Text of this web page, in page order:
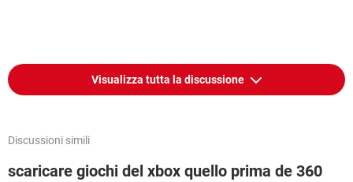
Visualizza tutta la discussione
Discussioni simili
scaricare giochi del xbox quello prima de 360